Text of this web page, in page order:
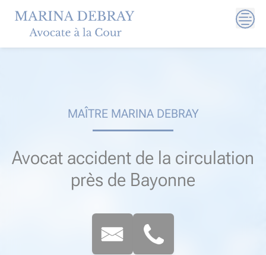
content
MAÎTRE MARINA DEBRAY
Avocat accident de la circulation
près de Bayonne